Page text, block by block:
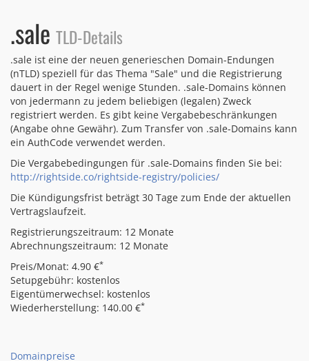
.sale TLD-Details
.sale ist eine der neuen generieschen Domain-Endungen
(nTLD) speziell für das Thema "Sale" und die Registrierung
dauert in der Regel wenige Stunden. .sale-Domains können
von jedermann zu jedem beliebigen (legalen) Zweck
registriert werden. Es gibt keine Vergabebeschränkungen
(Angabe ohne Gewähr). Zum Transfer von .sale-Domains kann
ein AuthCode verwendet werden.
Die Vergabebedingungen für .sale-Domains finden Sie bei:
http://rightside.co/rightside-registry/policies/
Die Kündigungsfrist beträgt 30 Tage zum Ende der aktuellen
Vertragslaufzeit.
Registrierungszeitraum: 12 Monate
Abrechnungszeitraum: 12 Monate
Preis/Monat: 4.90 €*
Setupgebühr: kostenlos
Eigentümerwechsel: kostenlos
Wiederherstellung: 140.00 €*
Domainpreise